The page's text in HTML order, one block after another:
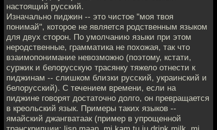
настоящий русский.
Изначально пиджин -- это чистое "моя твоя
понимай", которое не является родственным языком
для двух сторон. По умолчанию языки при этом
неродственные, грамматика не похожая, так что
взаимопонимание невозможно (поэтому, кстати,
суржик и белорусскую трасянку тяжело отнести к
пиджинам -- слишком близки русский, украинский и
белорусский). С течением времени, если на
пиджине говорят достаточно долго, он превращается
в креольский язык. Примеры таких языков --
ямайский джангватаак (пример в упрощенной